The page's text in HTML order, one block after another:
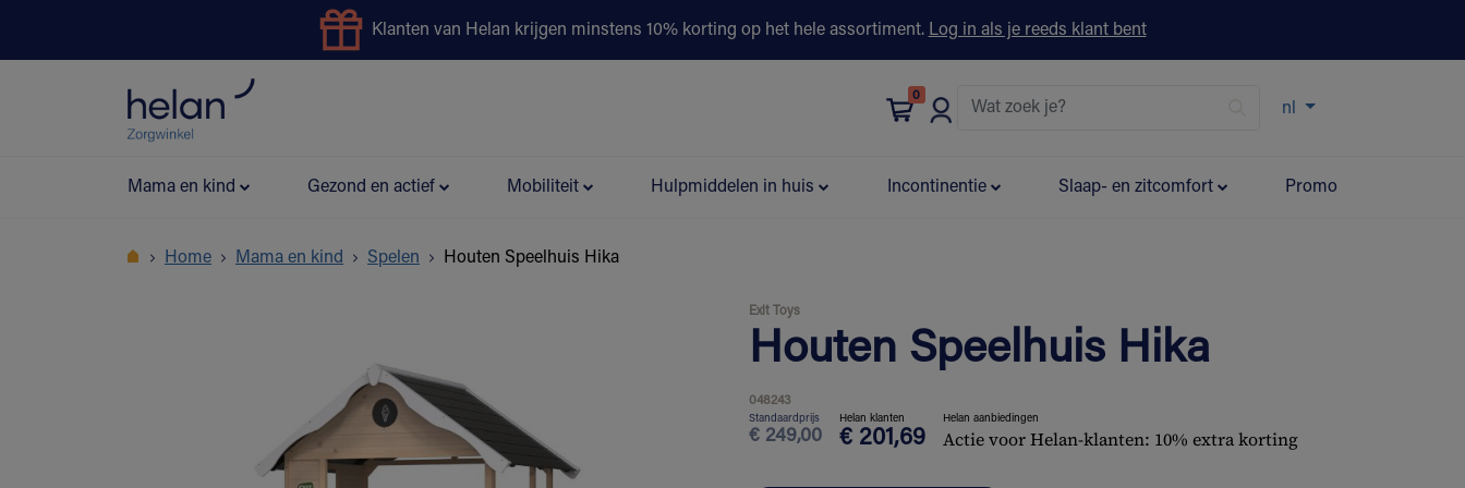
Klanten van Helan krijgen minstens 10% korting op het hele assortiment. Log in als je reeds klant bent
0
nl
Mama en kind Gezond en actief Mobiliteit Hulpmiddelen in huis Incontinentie Slaap- en zitcomfort Promo
Home Mama en kind Spelen Houten Speelhuis Hika
Exit Toys
Houten Speelhuis Hika
048243
Standaardprijs
€ 249,00
Helan klanten
€ 201,69
Helan aanbiedingen
Actie voor Helan-klanten: 10% extra korting